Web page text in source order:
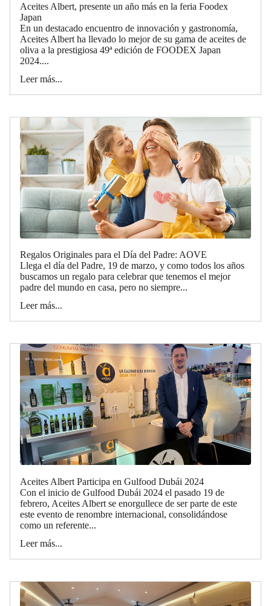
Aceites Albert, presente un año más en la feria Foodex
Japan
En un destacado encuentro de innovación y gastronomía,
Aceites Albert ha llevado lo mejor de su gama de aceites de
oliva a la prestigiosa 49ª edición de FOODEX Japan
2024....
Leer más...
Regalos Originales para el Día del Padre: AOVE
Llega el día del Padre, 19 de marzo, y como todos los años
buscamos un regalo para celebrar que tenemos el mejor
padre del mundo en casa, pero no siempre...
Leer más...
Aceites Albert Participa en Gulfood Dubái 2024
Con el inicio de Gulfood Dubái 2024 el pasado 19 de
febrero, Aceites Albert se enorgullece de ser parte de este
este evento de renombre internacional, consolidándose
como un referente...
Leer más...